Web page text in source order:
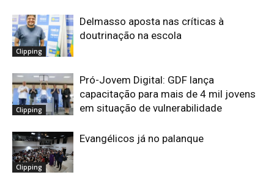
Clipping
Delmasso aposta nas críticas à
doutrinação na escola
Clipping
Pró-Jovem Digital: GDF lança
capacitação para mais de 4 mil jovens
em situação de vulnerabilidade
Clipping
Evangélicos já no palanque